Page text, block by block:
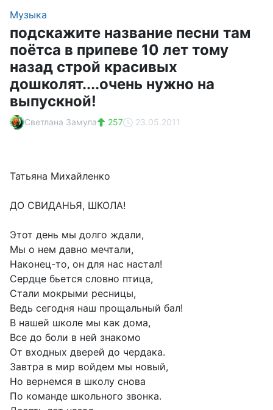
Музыка
подскажите название песни там
поётса в припеве 10 лет тому
назад строй красивых
дошколят....очень нужно на
выпускной!
Светлана Замула 257 23.05.2011
Татьяна Михайленко
ДО СВИДАНЬЯ, ШКОЛА!
Этот день мы долго ждали,
Мы о нем давно мечтали,
Наконец-то, он для нас настал!
Сердце бьется словно птица,
Стали мокрыми ресницы,
Ведь сегодня наш прощальный бал!
В нашей школе мы как дома,
Все до боли в ней знакомо
От входных дверей до чердака.
Завтра в мир войдем мы новый,
Но вернемся в школу снова
По команде школьного звонка.